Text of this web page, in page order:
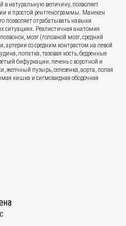
натуральную величину, позволяет
и простой рентгенограммы. Манекен
позволяет отрабатывать навыки
ситуациях. Реалистичная анатомия
мозг (головной мозг, средний
артерии со средним контрастом на левой
лопатка, тазовая кость, бедренные
бифуркации, печень с воротной и
желчный пузырь, селезенка, аорта, полая
кишка и сигмовидная ободочная